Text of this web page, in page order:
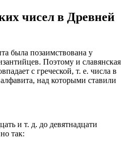
чисел в Древней
была позаимствована у
Поэтому и славянская
с греческой, т. е. числа в
над которыми ставили
и т. д. до девятнадцати
так: